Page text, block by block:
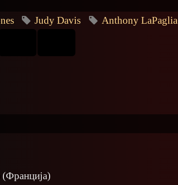
Judy Davis Anthony LaPaglia